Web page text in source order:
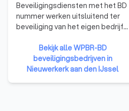
Beveiligingsdiensten met het BD
nummer werken uitsluitend ter
beveiliging van het eigen bedrijf.
klanten.Bekijk alle WPBR-BD
beveiligingsbedrijven in
Nieuwerkerk aan den IJssel